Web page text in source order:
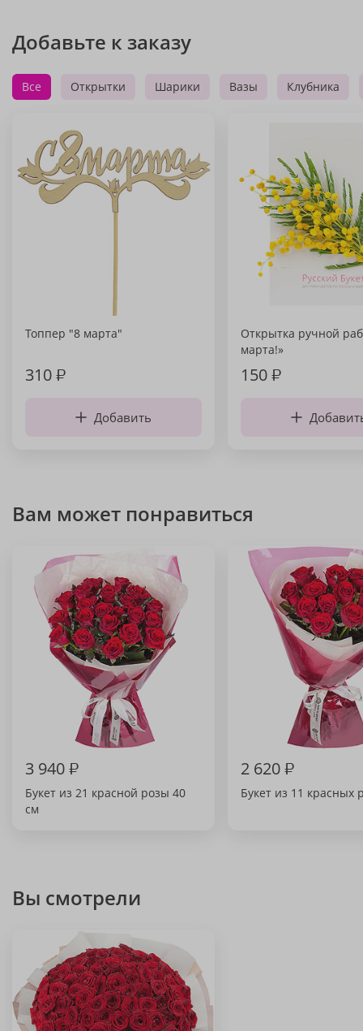
Добавьте к заказу
Все Открытки Шарики Вазы Клубника
Топпер "8 марта"
310₽
Добавить
Открытка ручной
марта!»
150₽
Вам может понравиться
3 940₽
Букет из 21 красной розы 40
см
2 620₽
Букет из 11 красных
Вы смотрели